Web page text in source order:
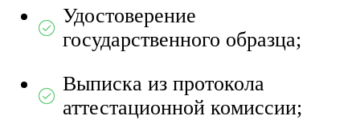
Удостоверение
государственного образца;
Выписка из протокола
аттестационной комиссии;